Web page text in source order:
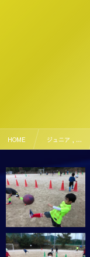
HOME ジュニア , …